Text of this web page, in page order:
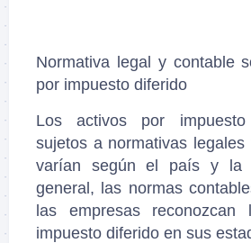
Normativa legal y contable
por impuesto diferido
Los activos por
sujetos a normativas
varían según el país y la
general, las normas
las empresas reconozcan
impuesto diferido en sus